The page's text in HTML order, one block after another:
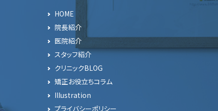
HOME
院長紹介
医院紹介
スタッフ紹介
クリニックBLOG
矯正お役立ちコラム
Illustration
プライバシーポリシー